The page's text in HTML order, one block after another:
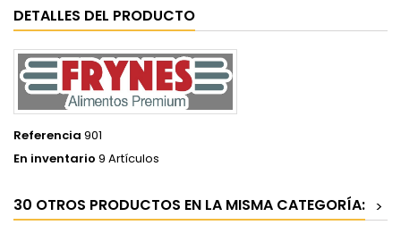
DETALLES DEL PRODUCTO
Referencia 901
En inventario 9 Artículos
30 OTROS PRODUCTOS EN LA MISMA CATEGORÍA: >